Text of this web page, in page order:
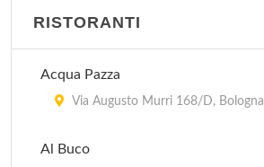
RISTORANTI
Acqua Pazza
Via Augusto Murri 168/D, Bologna
Al Buco